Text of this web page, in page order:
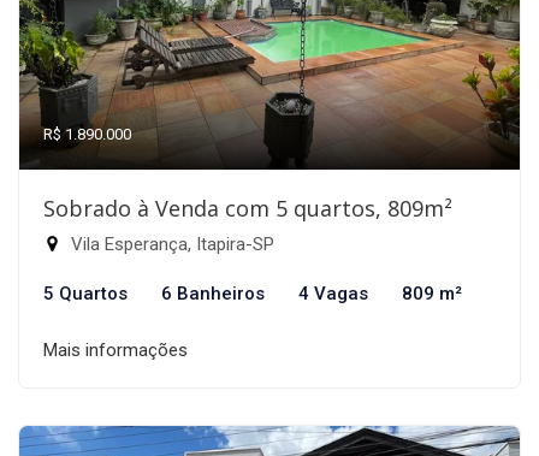
R$ 1.890.000
Sobrado à Venda com 5 quartos, 809m²
Vila Esperança, Itapira-SP
5 Quartos 6 Banheiros 4 Vagas 809 m²
Mais informações